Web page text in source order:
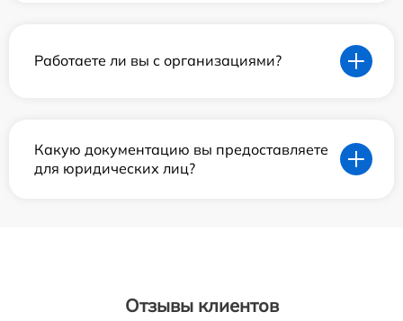
Работаете ли вы с организациями?
Какую документацию вы предоставляете
для юридических лиц?
Отзывы клиентов